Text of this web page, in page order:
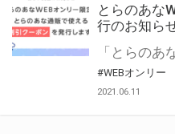
とらのあな
行のお知ら
#WEBオンリー
2021.06.11